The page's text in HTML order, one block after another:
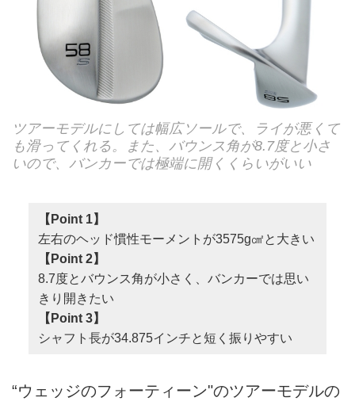
ツアーモデルにしては幅広ソールで、ライが悪くて
も滑ってくれる。また、バウンス角が8.7度と小さ
いので、バンカーでは極端に開くくらいがいい
【Point 1】
左右のヘッド慣性モーメントが3575g㎠と大きい
【Point 2】
8.7度とバウンス角が小さく、バンカーでは思い
きり開きたい
【Point 3】
シャフト長が34.875インチと短く振りやすい
“ウェッジのフォーティーン"のツアーモデルの